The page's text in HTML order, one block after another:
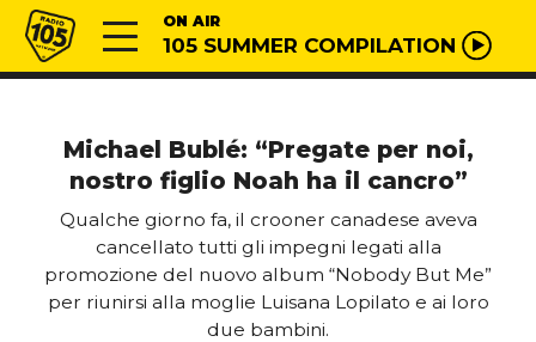
Vai al contenuto
Radio 105 ON AIR
105 SUMMER COMPILATION
Michael Bublé: “Pregate per noi,
nostro figlio Noah ha il cancro”
Qualche giorno fa, il crooner canadese aveva
cancellato tutti gli impegni legati alla
promozione del nuovo album “Nobody But Me”
per riunirsi alla moglie Luisana Lopilato e ai loro
due bambini.